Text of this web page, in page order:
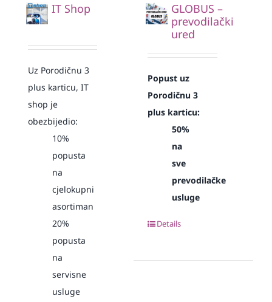
IT Shop
Uz Porodičnu 3
plus karticu, IT
shop je
obezbijedio:
10%
popusta
na
cjelokupni
asortiman
20%
popusta
na
servisne
usluge
GLOBUS –
prevodilački
ured
Popust uz
Porodičnu 3
plus karticu:
50%
na
sve
prevodilačke
usluge
Details